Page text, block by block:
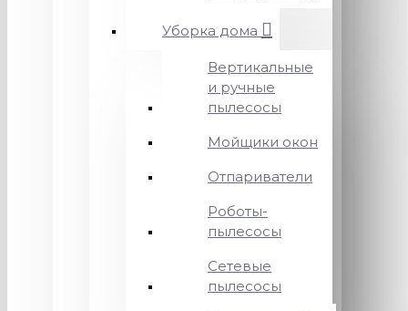
Уборка дома
Вертикальные
и ручные
пылесосы
Мойщики окон
Отпариватели
Роботы-
пылесосы
Сетевые
пылесосы